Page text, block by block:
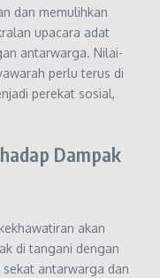
dan memulihkan
upacara adat
antarwarga. Nilai-
perlu terus di
perekat sosial,
Dampak
akan
di tangani dengan
antarwarga dan